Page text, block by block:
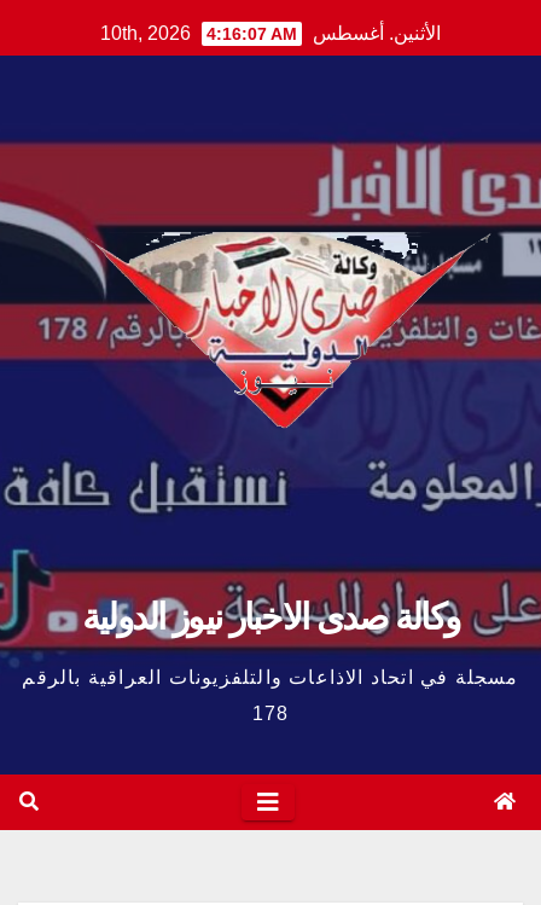
to
الأثنين. أغسطس 10th, 2026 4:16:08 AM
وكالة صدى الاخبار نيوز الدولية
مسجلة في اتحاد الاذاعات والتلفزيونات العراقية بالرقم
178